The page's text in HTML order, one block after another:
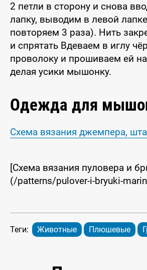
2 петли в сторону и снова
лапку, выводим в левой
повторяем 3 раза). Нить
и спрятать Вдеваем в иглу
проволоку и прошиваем ей
делая усики мышонку.
Одежда для
Схема вязания джемпера,
[Схема вязания пуловера и
(/patterns/pulover-i-bryuki-
Теги: Животные Плюшевые